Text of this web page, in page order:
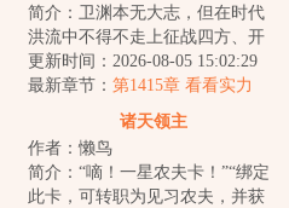
简介：卫渊本无大志，但在时代
洪流中不得不走上征战四方、开
疆辟土之路，直至关山踏尽，未
曾白头。不正经...
更新时间：2026-08-05 15:02:29
最新章节： 第1415章 看看实力
诸天领主
作者：懒鸟
简介：“嘀！一星农夫卡！”“绑定
此卡，可转职为见习农夫，并获